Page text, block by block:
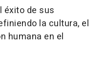
éxito de sus
la cultura, el
humana en el